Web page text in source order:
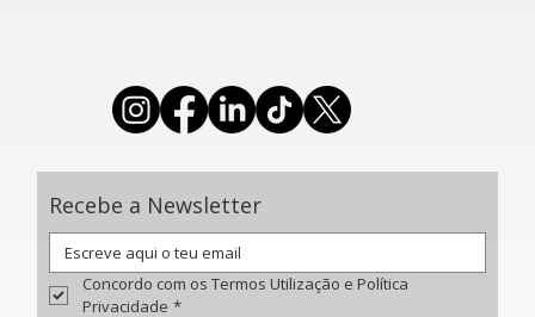
Recebe a Newsletter
Concordo com os Termos Utilização e Política
Privacidade *